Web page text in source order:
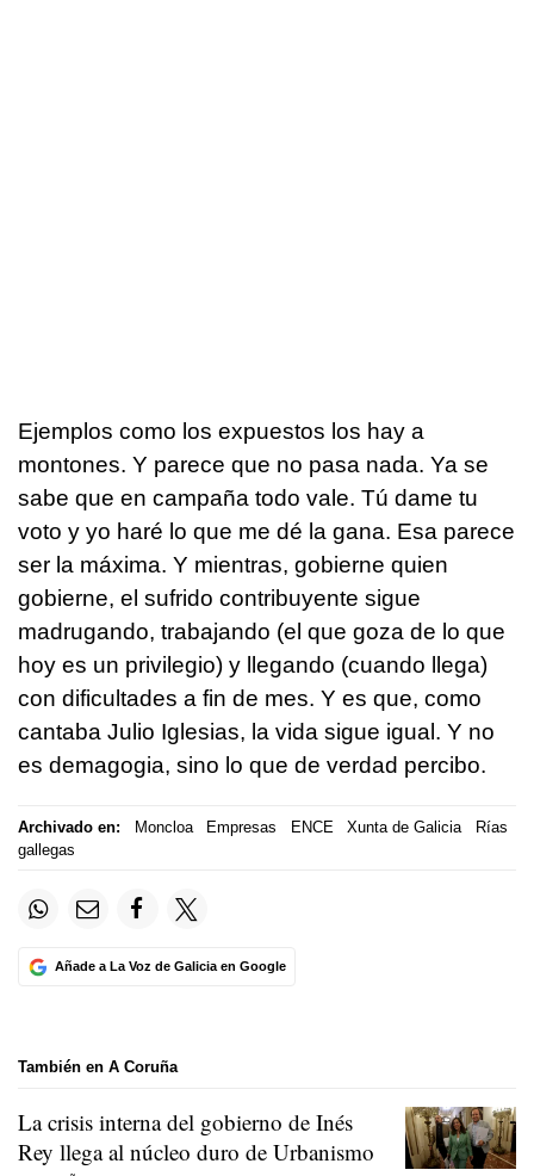
Ejemplos como los expuestos los hay a
montones. Y parece que no pasa nada. Ya se
sabe que en campaña todo vale. Tú dame tu
voto y yo haré lo que me dé la gana. Esa parece
ser la máxima. Y mientras, gobierne quien
gobierne, el sufrido contribuyente sigue
madrugando, trabajando (el que goza de lo que
hoy es un privilegio) y llegando (cuando llega)
con dificultades a fin de mes. Y es que, como
cantaba Julio Iglesias, la vida sigue igual. Y no
es demagogia, sino lo que de verdad percibo.
Archivado en: Moncloa Empresas ENCE Xunta de Galicia
Rías
gallegas
Añade a La Voz de Galicia en Google
También en A Coruña
La crisis interna del gobierno de Inés
Rey llega al núcleo duro de Urbanismo